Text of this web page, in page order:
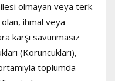
olmayan veya terk
ihmal veya
karşı savunmasız
(Koruncukları),
toplumda